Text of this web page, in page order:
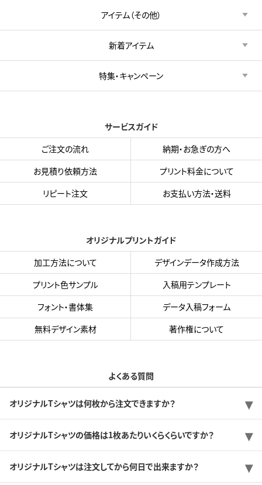
アイテム（その他）
新着アイテム
特集・キャンペーン
サービスガイド
ご注文の流れ
納期・お急ぎの方へ
お見積り依頼方法
プリント料金について
リピート注文
お支払い方法・送料
オリジナルプリントガイド
加工方法について
デザインデータ作成方法
プリント色サンプル
入稿用テンプレート
フォント・書体集
データ入稿フォーム
無料デザイン素材
著作権について
よくある質問
オリジナルTシャツは何枚から注文できますか？
オリジナルTシャツの価格は1枚あたりいくらくらいですか？
オリジナルTシャツは注文してから何日で出来ますか？